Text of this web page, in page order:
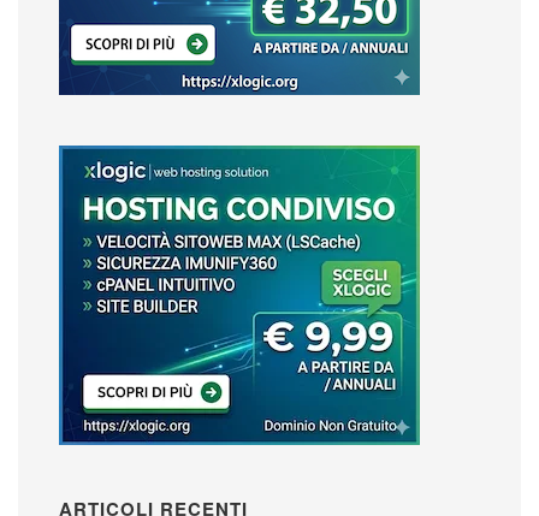
ARTICOLI RECENTI